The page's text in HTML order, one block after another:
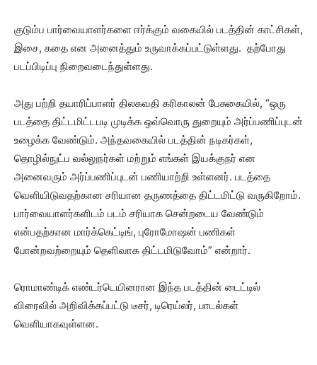
குடும்ப பார்வையாளர்களை ஈர்க்கும் வகையில் படத்தின் காட்சிகள்,
இசை, கதை என அனைத்தும் உருவாக்கப்பட்டுள்ளது. தற்போது
படப்பிடிப்பு நிறைவடைந்துள்ளது.
அது பற்றி தயாரிப்பாளர் திலகவதி கரிகாலன் பேசுகையில், “ஒரு
படத்தை திட்டமிட்டபடி முடிக்க ஒவ்வொரு துறையும் அர்ப்பணிப்புடன்
உழைக்க வேண்டும். அந்தவகையில் படத்தின் நடிகர்கள்,
தொழில்நுட்ப வல்லுநர்கள் மற்றும் எங்கள் இயக்குநர் என
அனைவரும் அர்ப்பணிப்புடன் பணியாற்றி உள்ளனர். படத்தை
வெளியிடுவதற்கான சரியான தருணத்தை திட்டமிட்டு வருகிறோம்.
பார்வையாளர்களிடம் படம் சரியாக சென்றடைய வேண்டும்
என்பதற்கான மார்க்கெட்டிங், புரோமோஷன் பணிகள்
போன்றவற்றையும் தெளிவாக திட்டமிடுவோம்” என்றார்.
ரொமாண்டிக் எண்டர்டெயினரான இந்த படத்தின் டைட்டில்
விரைவில் அறிவிக்கப்பட்டு டீசர், டிரெய்லர், பாடல்கள்
வெளியாகவுள்ளன.